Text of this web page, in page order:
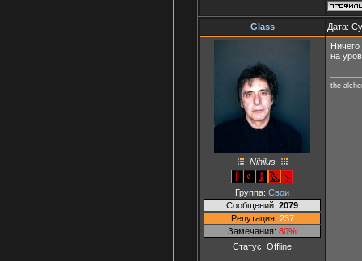
Glass Дата:
Nihilus
Группа: Свои
Сообщений: 2079
Репутация: 237
Замечания: 80%
Статус: Offline
на
the